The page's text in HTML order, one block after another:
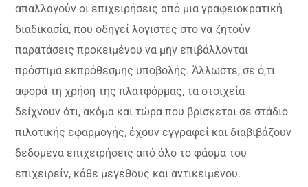
απαλλαγούν οι επιχειρήσεις από μια γραφειοκρατική
διαδικασία, που οδηγεί λογιστές στο να ζητούν
παρατάσεις προκειμένου να μην επιβάλλονται
πρόστιμα εκπρόθεσμης υποβολής. Άλλωστε, σε ό,τι
αφορά τη χρήση της πλατφόρμας, τα στοιχεία
δείχνουν ότι, ακόμα και τώρα που βρίσκεται σε στάδιο
πιλοτικής εφαρμογής, έχουν εγγραφεί και διαβιβάζουν
δεδομένα επιχειρήσεις από όλο το φάσμα του
επιχειρείν, κάθε μεγέθους και αντικειμένου.